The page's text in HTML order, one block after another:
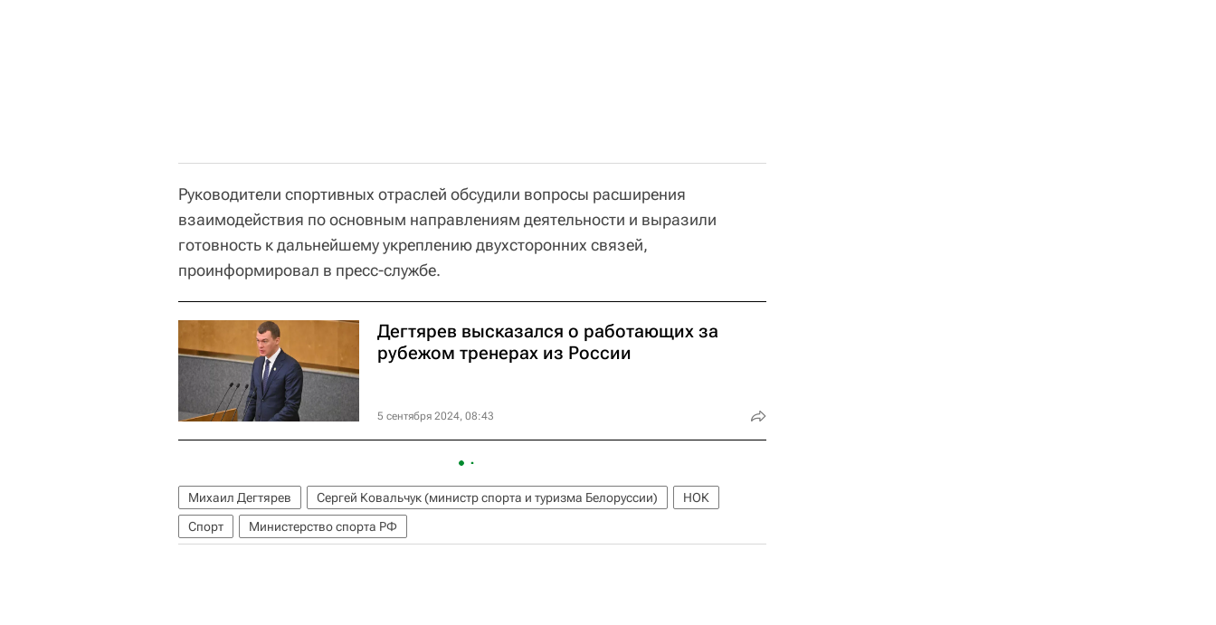
Руководители спортивных отраслей обсудили вопросы расширения
взаимодействия по основным направлениям деятельности и выразили
готовность к дальнейшему укреплению двухсторонних связей,
проинформировал в пресс-службе.
Дегтярев высказался о работающих за
рубежом тренерах из России
5 сентября 2024, 08:43
Михаил Дегтярев Сергей Ковальчук (министр спорта и туризма Белоруссии)
НОК
Спорт
Министерство спорта РФ